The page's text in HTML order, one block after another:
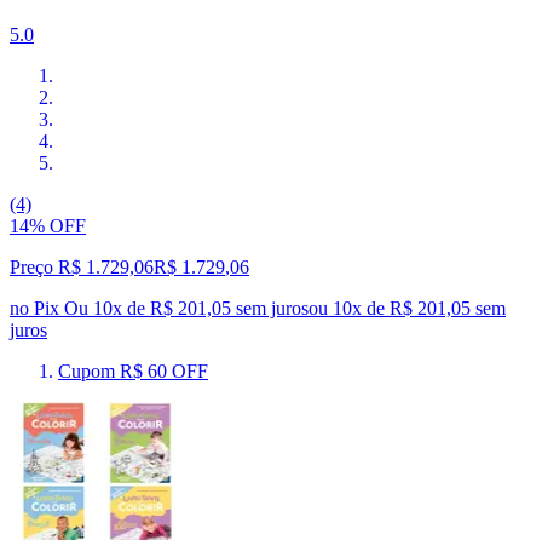
5.0
(4)
14% OFF
Preço R$ 1.729,06R$ 1.729,06
no Pix Ou 10x de R$ 201,05 sem jurosou 10x de R$ 201,05 sem
juros
Cupom R$ 60 OFF